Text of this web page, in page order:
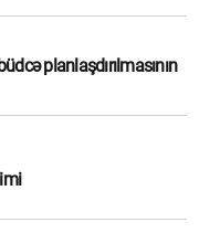
planlaşdırılmasının